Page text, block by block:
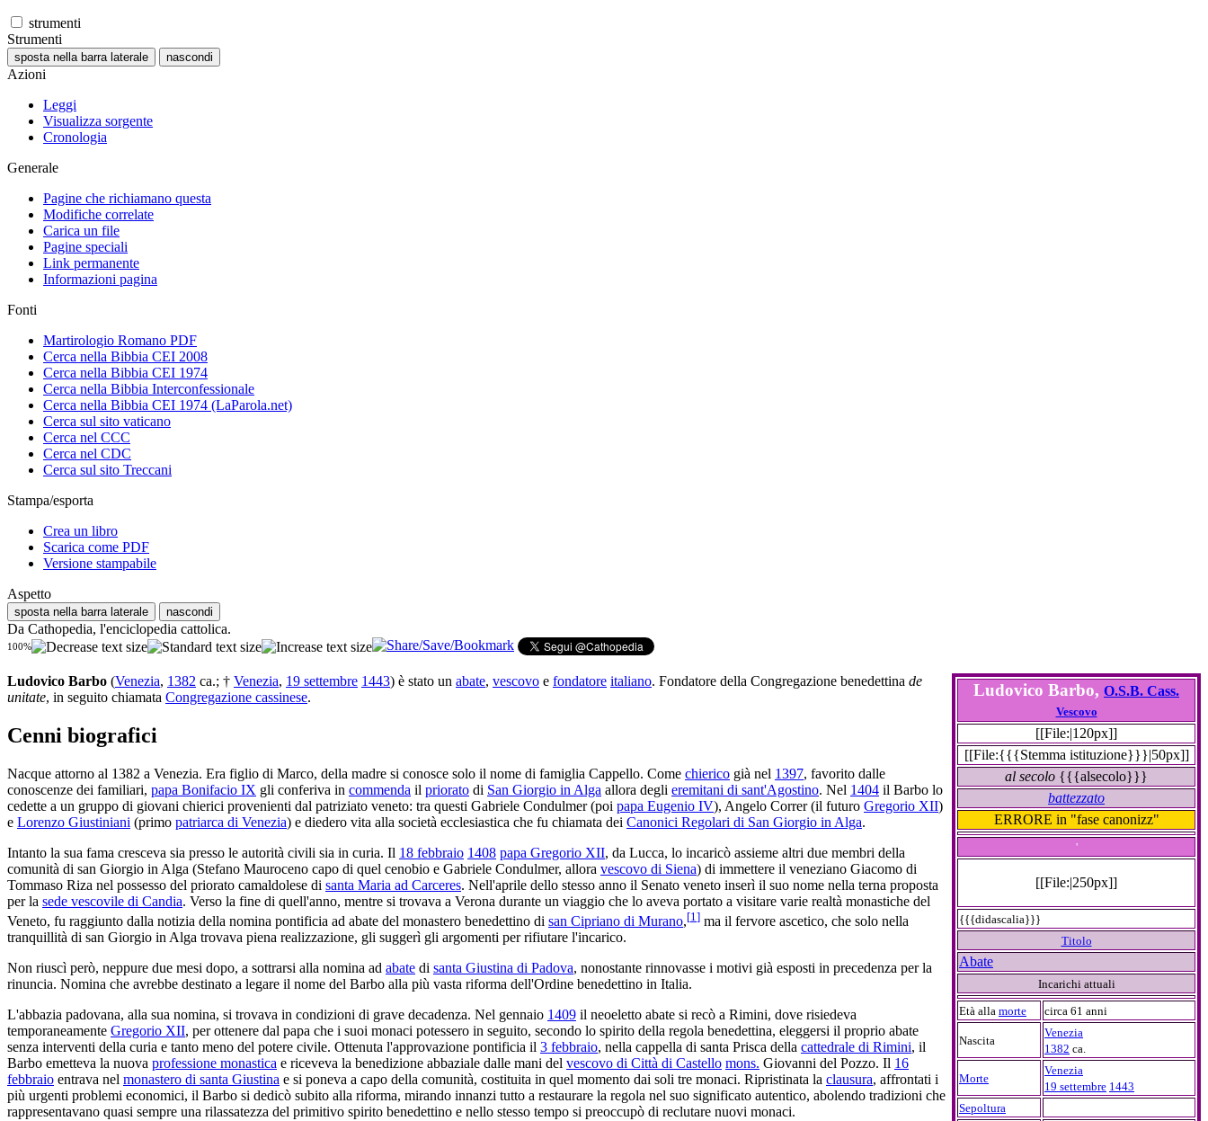
strumenti
Strumenti
sposta nella barra laterale nascondi
Azioni
Leggi
Visualizza sorgente
Cronologia
Generale
Pagine che richiamano questa
Modifiche correlate
Carica un file
Pagine speciali
Link permanente
Informazioni pagina
Fonti
Martirologio Romano PDF
Cerca nella Bibbia CEI 2008
Cerca nella Bibbia CEI 1974
Cerca nella Bibbia Interconfessionale
Cerca nella Bibbia CEI 1974 (LaParola.net)
Cerca sul sito vaticano
Cerca nel CCC
Cerca nel CDC
Cerca sul sito Treccani
Stampa/esporta
Crea un libro
Scarica come PDF
Versione stampabile
Aspetto
sposta nella barra laterale nascondi
Da Cathopedia, l'enciclopedia cattolica.
100%
Ludovico Barbo, O.S.B. Cass.
Vescovo
[[File:|120px]]
[[File:{{{Stemma istituzione}}}|50px]]
al secolo {{{alsecolo}}}
battezzato
ERRORE in "fase canonizz"
'
[[File:|250px]]
{{{didascalia}}}
Titolo
Abate
Incarichi attuali
Età alla morte circa 61 anni
Nascita
Venezia
1382 ca.
Morte
Venezia
19 settembre 1443
Sepoltura
Ludovico Barbo (Venezia, 1382 ca.; † Venezia, 19 settembre 1443) è stato un abate, vescovo e fondatore italiano. Fondatore della Congregazione benedettina de
unitate, in seguito chiamata Congregazione cassinese.
Cenni biografici
Nacque attorno al 1382 a Venezia. Era figlio di Marco, della madre si conosce solo il nome di famiglia Cappello. Come chierico già nel 1397, favorito dalle
conoscenze dei familiari, papa Bonifacio IX gli conferiva in commenda il priorato di San Giorgio in Alga allora degli eremitani di sant'Agostino. Nel 1404 il Barbo lo
cedette a un gruppo di giovani chierici provenienti dal patriziato veneto: tra questi Gabriele Condulmer (poi papa Eugenio IV), Angelo Correr (il futuro Gregorio XII)
e Lorenzo Giustiniani (primo patriarca di Venezia) e diedero vita alla società ecclesiastica che fu chiamata dei Canonici Regolari di San Giorgio in Alga.
Intanto la sua fama cresceva sia presso le autorità civili sia in curia. Il 18 febbraio 1408 papa Gregorio XII, da Lucca, lo incaricò assieme altri due membri della
comunità di san Giorgio in Alga (Stefano Mauroceno capo di quel cenobio e Gabriele Condulmer, allora vescovo di Siena) di immettere il veneziano Giacomo di
Tommaso Riza nel possesso del priorato camaldolese di santa Maria ad Carceres. Nell'aprile dello stesso anno il Senato veneto inserì il suo nome nella terna proposta
per la sede vescovile di Candia. Verso la fine di quell'anno, mentre si trovava a Verona durante un viaggio che lo aveva portato a visitare varie realtà monastiche del
Veneto, fu raggiunto dalla notizia della nomina pontificia ad abate del monastero benedettino di san Cipriano di Murano,[1] ma il fervore ascetico, che solo nella
tranquillità di san Giorgio in Alga trovava piena realizzazione, gli suggerì gli argomenti per rifiutare l'incarico.
Non riuscì però, neppure due mesi dopo, a sottrarsi alla nomina ad abate di santa Giustina di Padova, nonostante rinnovasse i motivi già esposti in precedenza per la
rinuncia. Nomina che avrebbe destinato a legare il nome del Barbo alla più vasta riforma dell'Ordine benedettino in Italia.
L'abbazia padovana, alla sua nomina, si trovava in condizioni di grave decadenza. Nel gennaio 1409 il neoeletto abate si recò a Rimini, dove risiedeva
temporaneamente Gregorio XII, per ottenere dal papa che i suoi monaci potessero in seguito, secondo lo spirito della regola benedettina, eleggersi il proprio abate
senza interventi della curia e tanto meno del potere civile. Ottenuta l'approvazione pontificia il 3 febbraio, nella cappella di santa Prisca della cattedrale di Rimini, il
Barbo emetteva la nuova professione monastica e riceveva la benedizione abbaziale dalle mani del vescovo di Città di Castello mons. Giovanni del Pozzo. Il 16
febbraio entrava nel monastero di santa Giustina e si poneva a capo della comunità, costituita in quel momento dai soli tre monaci. Ripristinata la clausura, affrontati i
più urgenti problemi economici, il Barbo si dedicò subito alla riforma, mirando innanzi tutto a restaurare la regola nel suo significato autentico, abolendo tradizioni che
rappresentavano quasi sempre una rilassatezza del primitivo spirito benedettino e nello stesso tempo si preoccupò di reclutare nuovi monaci.